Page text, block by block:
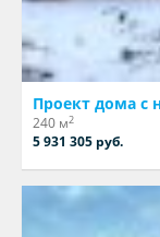
Проект дома с
240 м2
5 931 305 руб.